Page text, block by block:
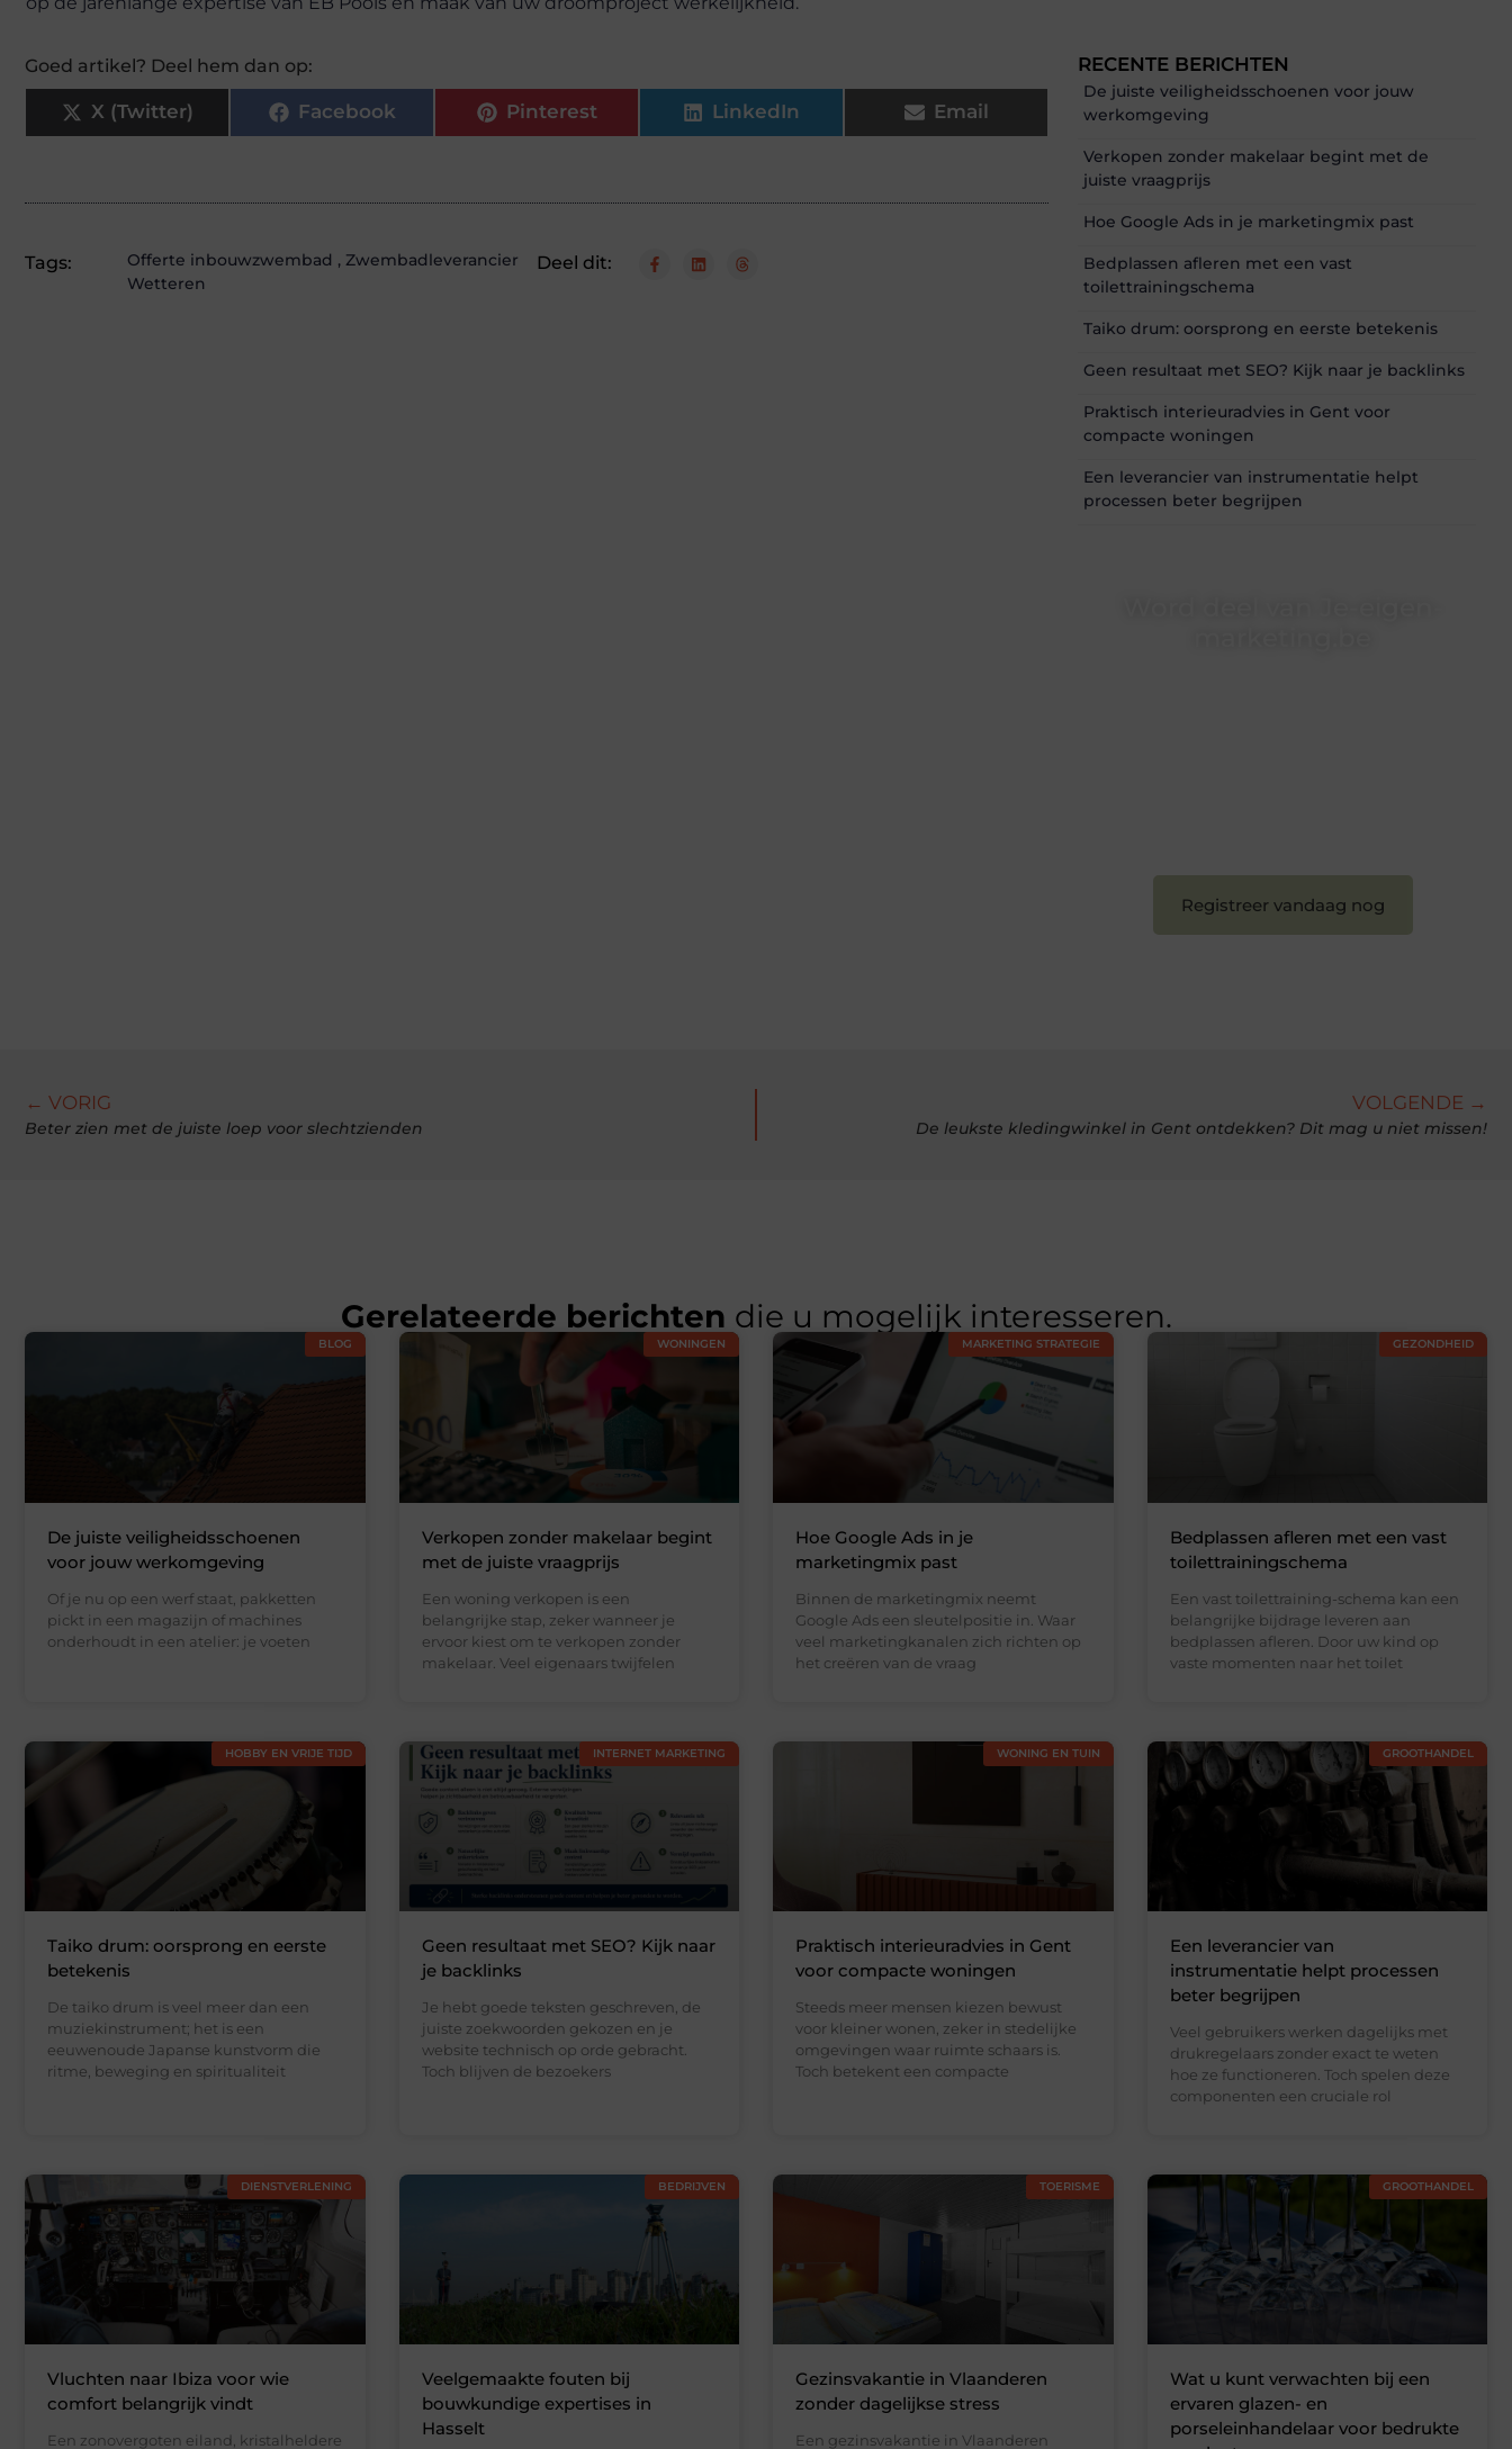
Goed artikel? Deel hem dan op:
X (Twitter) Facebook Pinterest LinkedIn Email
Tags: Offerte inbouwzwembad , Zwembadleverancier
Wetteren
Deel dit:
RECENTE BERICHTEN
De juiste veiligheidsschoenen voor jouw
werkomgeving
Verkopen zonder makelaar begint met de
juiste vraagprijs
Hoe Google Ads in je marketingmix past
Bedplassen afleren met een vast
toilettrainingschema
Taiko drum: oorsprong en eerste betekenis
Geen resultaat met SEO? Kijk naar je backlinks
Praktisch interieuradvies in Gent voor
compacte woningen
Een leverancier van instrumentatie helpt
processen beter begrijpen
Registreer vandaag nog
← VORIG
Beter zien met de juiste loep voor slechtzienden
VOLGENDE →
De leukste kledingwinkel in Gent ontdekken? Dit mag u niet missen!
Gerelateerde berichten die u mogelijk interesseren.
BLOG
De juiste veiligheidsschoenen
voor jouw werkomgeving
Of je nu op een werf staat, pakketten
pickt in een magazijn of machines
onderhoudt in een atelier: je voeten
WONINGEN
Verkopen zonder makelaar begint
met de juiste vraagprijs
Een woning verkopen is een
belangrijke stap, zeker wanneer je
ervoor kiest om te verkopen zonder
makelaar. Veel eigenaars twijfelen
MARKETING STRATEGIE
Hoe Google Ads in je
marketingmix past
Binnen de marketingmix neemt
Google Ads een sleutelpositie in. Waar
veel marketingkanalen zich richten op
het creëren van de vraag
GEZONDHEID
Bedplassen afleren met een vast
toilettrainingschema
Een vast toilettraining-schema kan een
belangrijke bijdrage leveren aan
bedplassen afleren. Door uw kind op
vaste momenten naar het toilet
HOBBY EN VRIJE TIJD
Taiko drum: oorsprong en eerste
betekenis
De taiko drum is veel meer dan een
muziekinstrument; het is een
eeuwenoude Japanse kunstvorm die
ritme, beweging en spiritualiteit
INTERNET MARKETING
Geen resultaat met SEO? Kijk naar
je backlinks
Je hebt goede teksten geschreven, de
juiste zoekwoorden gekozen en je
website technisch op orde gebracht.
Toch blijven de bezoekers
WONING EN TUIN
Praktisch interieuradvies in Gent
voor compacte woningen
Steeds meer mensen kiezen bewust
voor kleiner wonen, zeker in stedelijke
omgevingen waar ruimte schaars is.
Toch betekent een compacte
GROOTHANDEL
Een leverancier van
instrumentatie helpt processen
beter begrijpen
Veel gebruikers werken dagelijks met
drukregelaars zonder exact te weten
hoe ze functioneren. Toch spelen deze
componenten een cruciale rol
DIENSTVERLENING
Vluchten naar Ibiza voor wie
comfort belangrijk vindt
Een zonovergoten eiland, kristalheldere
BEDRIJVEN
Veelgemaakte fouten bij
bouwkundige expertises in
Hasselt
TOERISME
Gezinsvakantie in Vlaanderen
zonder dagelijkse stress
Een gezinsvakantie in Vlaanderen
GROOTHANDEL
Wat u kunt verwachten bij een
ervaren glazen- en
porseleinhandelaar voor bedrukte